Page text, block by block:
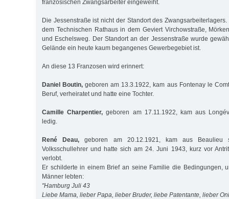
französischen Zwangsarbeiter eingeweiht.
Die Jessenstraße ist nicht der Standort des
dem Technischen Rathaus in dem Geviert Virchowstraße,
und Eschelsweg. Der Standort an der Jessenstraße wurde
Gelände ein heute kaum begangenes Gewerbegebiet ist.
An diese 13 Franzosen wird erinnert:
Daniel Boutin, geboren am 13.3.1922, kam aus Fontenay le
Beruf, verheiratet und hatte eine Tochter.
Camille Charpentier, geboren am 17.11.1922, kam aus
ledig.
René Deau, geboren am 20.12.1921, kam aus
Volksschullehrer und hatte sich am 24. Juni 1943, kurz vor
verlobt.
Er schilderte in einem Brief an seine Familie die Bedingungen,
Männer lebten:
"Hamburg Juli 43
Liebe Mama, lieber Papa, lieber Bruder, liebe Patentante, lieber